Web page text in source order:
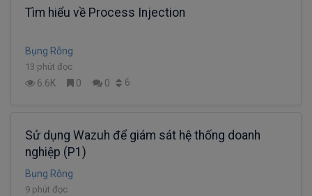
Tìm hiểu về Process Injection
Bụng Rỗng
13 phút đọc
6.6K 0 0 6
Sử dụng Wazuh để giám sát hệ thống doanh
nghiệp (P1)
Bụng Rỗng
9 phút đọc